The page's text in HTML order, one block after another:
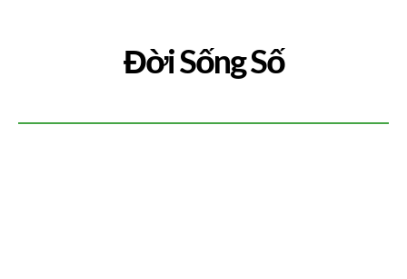
Đời Sống Số